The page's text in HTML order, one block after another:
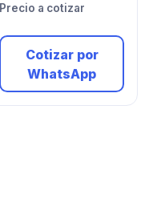
Precio a cotizar
Cotizar por
WhatsApp